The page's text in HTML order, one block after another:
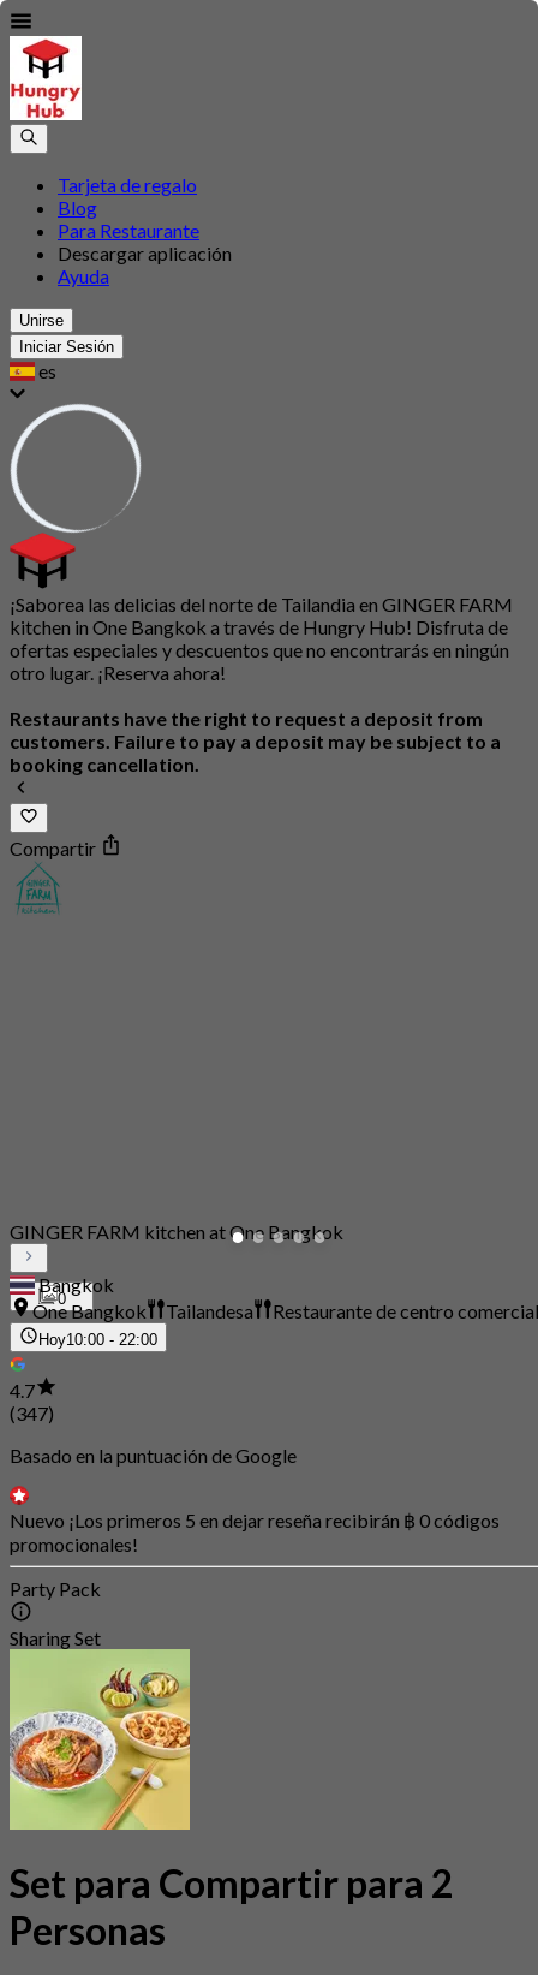
Tarjeta de regalo
Blog
Para Restaurante
Descargar aplicación
Ayuda
Unirse
Iniciar Sesión
es
¡Saborea las delicias del norte de Tailandia en GINGER FARM
kitchen in One Bangkok a través de Hungry Hub! Disfruta de
ofertas especiales y descuentos que no encontrarás en ningún
otro lugar. ¡Reserva ahora!
Restaurants have the right to request a deposit from
customers. Failure to pay a deposit may be subject to a
booking cancellation.
Compartir
0
GINGER FARM kitchen at One Bangkok
Bangkok
One Bangkok
Tailandesa Restaurante de centro
Hoy10:00 - 22:00
4.7
(347)
Basado en la puntuación de Google
Nuevo ¡Los primeros 5 en dejar reseña recibirán ฿ 0 códigos
promocionales!
Party Pack
Sharing Set
Set para Compartir para 2
Personas